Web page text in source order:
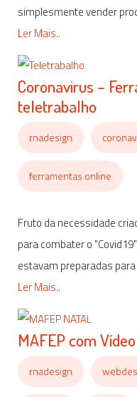
simplesmente vender
Ler Mais..
Coronavirus –
teletrabalho
rnadesign
ferramentas online
Fruto da necessidade
para combater o
estavam preparadas
Ler Mais..
MAFEP com
rnadesign